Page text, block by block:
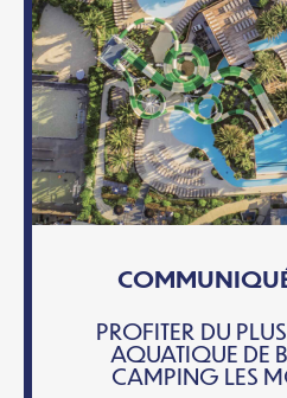
COMMUNIQUÉ
PROFITER DU
AQUATIQUE DE
CAMPING LES